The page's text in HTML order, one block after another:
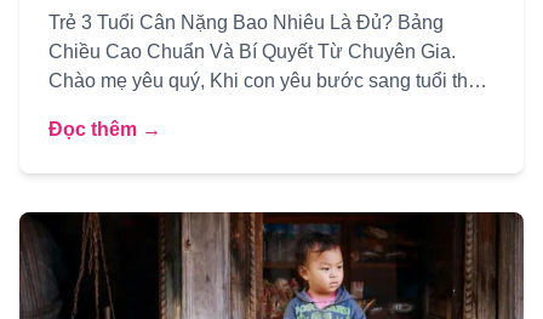
Trẻ 3 Tuổi Cân Nặng Bao Nhiêu Là Đủ? Bảng
Chiều Cao Chuẩn Và Bí Quyết Từ Chuyên Gia.
Chào mẹ yêu quý, Khi con yêu bước sang tuổi thứ
Đọc thêm →